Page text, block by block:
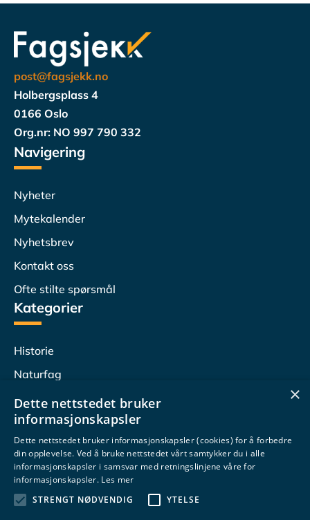
post@fagsjekk.no
Holbergsplass 4
0166 Oslo
Org.nr: NO 997 790 332
Navigering
Nyheter
Mytekalender
Nyhetsbrev
Kontakt oss
Ofte stilte spørsmål
Kategorier
Historie
Naturfag
Lesersvar
Populærvitenskap
Undervisningstips
Følg oss
×
Dette nettstedet bruker
informasjonskapsler
Dette nettstedet bruker informasjonskapsler (cookies) for å forbedre
din opplevelse. Ved å bruke nettstedet vårt samtykker du i alle
informasjonskapsler i samsvar med retningslinjene våre for
informasjonskapsler. Les mer
STRENGT NØDVENDIG
YTELSE